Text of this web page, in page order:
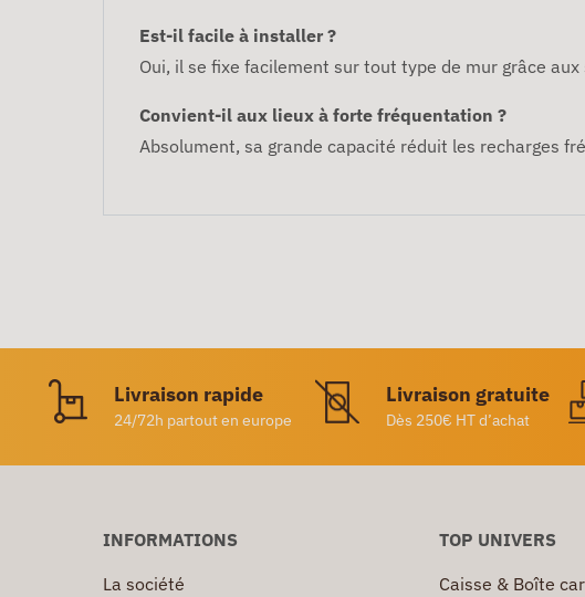
Est-il facile à installer ?
Oui, il se fixe facilement sur tout type de mur grâce
Convient-il aux lieux à forte fréquentation ?
Absolument, sa grande capacité réduit les recharges
Livraison rapide
24/72h partout en europe
Livraison gratuite
Dès 250€ HT d’achat
INFORMATIONS
La société
TOP UNIVERS
Caisse & Boîte